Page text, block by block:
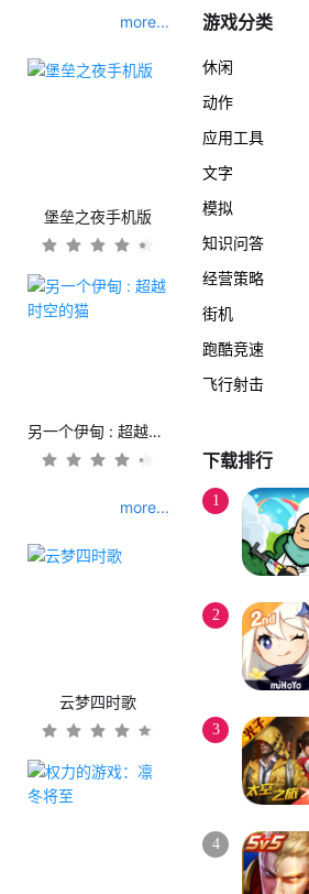
more...
堡垒之夜手机版
另一个伊甸 : 超越时空的猫
more...
云梦四时歌
游戏分类
休闲
动作
应用工具
文字
模拟
知识问答
经营策略
街机
跑酷竞速
飞行射击
下载排行
1
2
3
4